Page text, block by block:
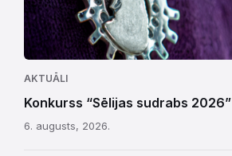
AKTUĀLI
Konkurss “Sēlijas sudrabs 2026”
6. augusts, 2026.